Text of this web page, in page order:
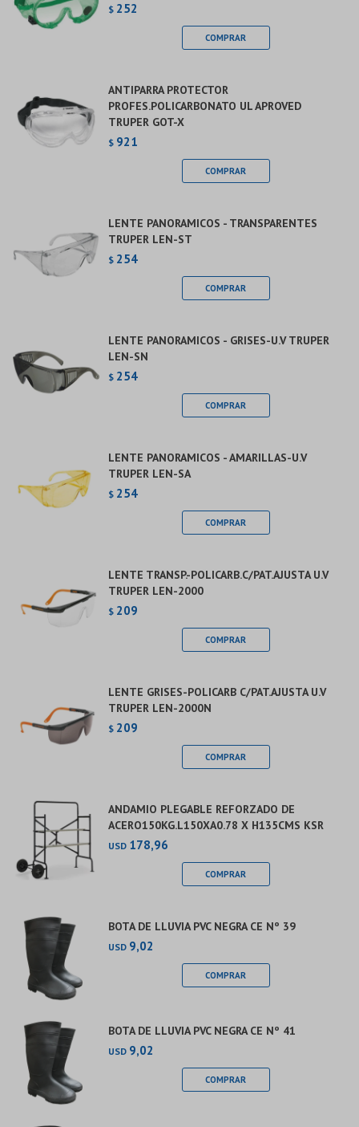
$ 252
ANTIPARRA PROTECTOR
PROFES.POLICARBONATO UL APROVED
TRUPER GOT-X
$ 921
LENTE PANORAMICOS - TRANSPARENTES
TRUPER LEN-ST
$ 254
LENTE PANORAMICOS - GRISES-U.V TRUPER
LEN-SN
$ 254
LENTE PANORAMICOS - AMARILLAS-U.V
TRUPER LEN-SA
$ 254
LENTE TRANSP.-POLICARB.C/PAT.AJUSTA U.V
TRUPER LEN-2000
$ 209
LENTE GRISES-POLICARB C/PAT.AJUSTA U.V
TRUPER LEN-2000N
$ 209
ANDAMIO PLEGABLE REFORZADO DE
ACERO150KG.L150XA0.78 X H135CMS KSR
USD 178,96
BOTA DE LLUVIA PVC NEGRA CE Nº 39
USD 9,02
BOTA DE LLUVIA PVC NEGRA CE Nº 41
USD 9,02